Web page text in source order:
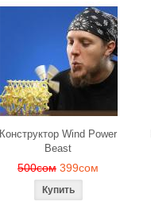
Конструктор Wind Power
Beast
500сом 399сом